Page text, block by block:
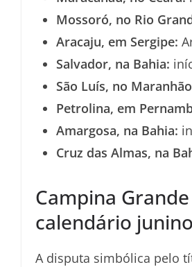
Mossoró, no Rio
Aracaju, em Sergipe:
Salvador, na Bahia:
São Luís, no
Petrolina, em
Amargosa, na Bahia:
Cruz das Almas, na
Campina
calendário junino
A disputa simbólica pelo